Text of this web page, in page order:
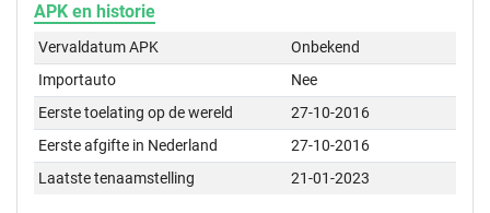
APK en historie
Vervaldatum APK
Onbekend
Importauto
Nee
Eerste toelating op de wereld
27-10-2016
Eerste afgifte in Nederland
27-10-2016
Laatste tenaamstelling
21-01-2023